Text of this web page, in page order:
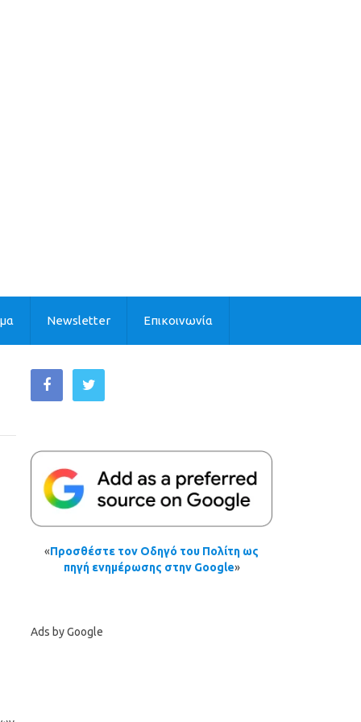
Newsletter Επικοινωνία
«Προσθέστε τον Οδηγό του Πολίτη ως
πηγή ενημέρωσης στην Google»
Ads by Google